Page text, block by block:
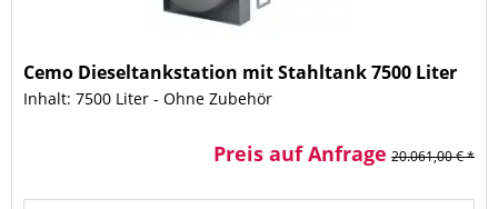
Cemo Dieseltankstation mit Stahltank 7500 Liter
Inhalt: 7500 Liter - Ohne Zubehör
Preis auf Anfrage 20.061,00 € *